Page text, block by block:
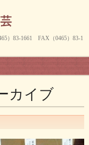
）83-1661 FAX（0465）83-1
カイブ